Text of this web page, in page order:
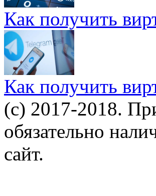
Как получить
Как получить
(c) 2017-2018.
обязательно
сайт.